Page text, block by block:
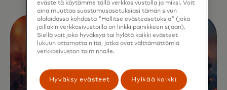
evästeitä käytämme tällä verkkosivustolla ja miksi. Voit
aina muuttaa suostumusasetuksiasi tämän sivun
alalaidassa kohdasta "Hallitse evästeasetuksia" (joka
joillakin verkkosivustoilla on linkki painikkeen sijaan).
Siellä voit joko hyväksyä tai hylätä kaikki evästeet
lukuun ottamatta niitä, jotka ovat välttämättömiä
verkkosivuston toiminnalle.
Hyväksy evästeet Hylkää kaikki